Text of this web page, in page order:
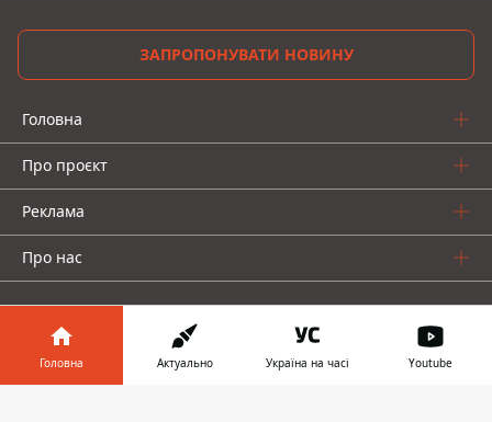
ЗАПРОПОНУВАТИ НОВИНУ
Головна
Про проєкт
Реклама
Про нас
Головна Актуально Україна на часі Youtube